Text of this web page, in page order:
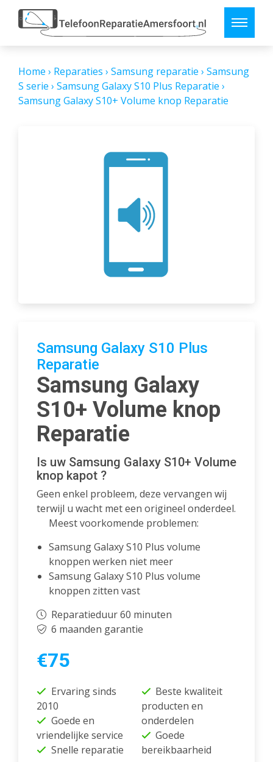
Home › Reparaties › Samsung reparatie › Samsung
S serie › Samsung Galaxy S10 Plus Reparatie ›
Samsung Galaxy S10+ Volume knop Reparatie
Samsung Galaxy S10 Plus
Reparatie
Samsung Galaxy
S10+ Volume knop
Reparatie
Is uw Samsung Galaxy S10+ Volume
knop kapot ?
Geen enkel probleem, deze vervangen wij
terwijl u wacht met een origineel onderdeel.
Meest voorkomende problemen:
Samsung Galaxy S10 Plus volume
knoppen werken niet meer
Samsung Galaxy S10 Plus volume
knoppen zitten vast
Reparatieduur 60 minuten
6 maanden garantie
€75
Ervaring sinds
2010
Goede en
vriendelijke service
Snelle reparatie
Beste kwaliteit
producten en
onderdelen
Goede
bereikbaarheid